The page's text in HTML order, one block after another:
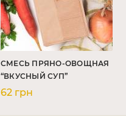
СМЕСЬ ПРЯНО-ОВОЩНАЯ
“ВКУСНЫЙ СУП”
62 грн